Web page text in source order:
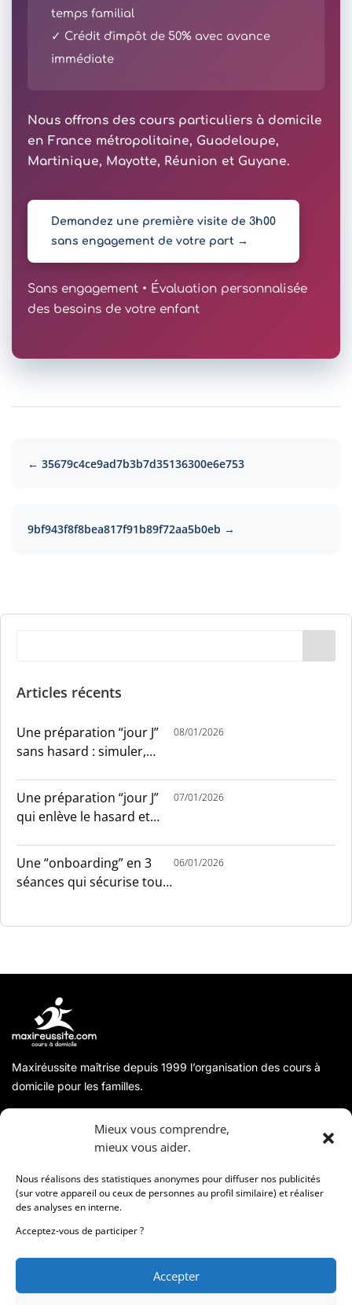
Mieux vous comprendre,
mieux vous aider.
Nous réalisons des statistiques anonymes pour diffuser nos publicités
(sur votre appareil ou ceux de personnes au profil similaire) et réaliser
des analyses en interne.
Acceptez-vous de participer ?
Accepter
temps familial
✓ Crédit d'impôt de 50% avec avance
immédiate
Nous offrons des cours particuliers à domicile
en France métropolitaine, Guadeloupe,
Martinique, Mayotte, Réunion et Guyane.
Demandez une première visite de 3h00
sans engagement de votre part →
Sans engagement • Évaluation personnalisée
des besoins de votre enfant
← 35679c4ce9ad7b3b7d35136300e6e753
9bf943f8f8bea817f91b89f72aa5b0eb →
Articles récents
Une préparation “jour J”
sans hasard : simuler,
08/01/2026
Une préparation “jour J”
qui enlève le hasard et
07/01/2026
Une “onboarding” en 3
séances qui sécurise tout
06/01/2026
Maxiréussite maîtrise depuis 1999 l’organisation des cours à
domicile pour les familles.
Coordonnées